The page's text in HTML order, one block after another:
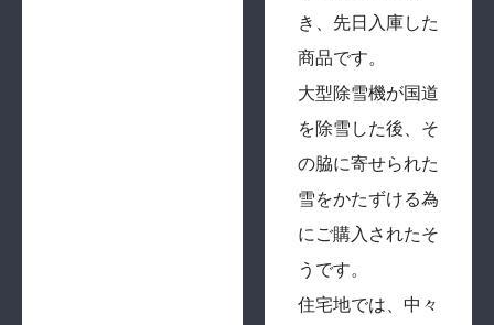
き、先日入庫した
商品です。
大型除雪機が国道
を除雪した後、そ
の脇に寄せられた
雪をかたずける為
にご購入されたそ
うです。
住宅地では、中々